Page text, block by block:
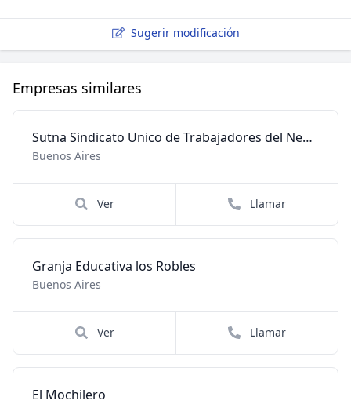
Sugerir modificación
Empresas similares
Sutna Sindicato Unico de Trabajadores del Neumatico Argentin
Buenos Aires
Ver Llamar
Granja Educativa los Robles
Buenos Aires
Ver Llamar
El Mochilero